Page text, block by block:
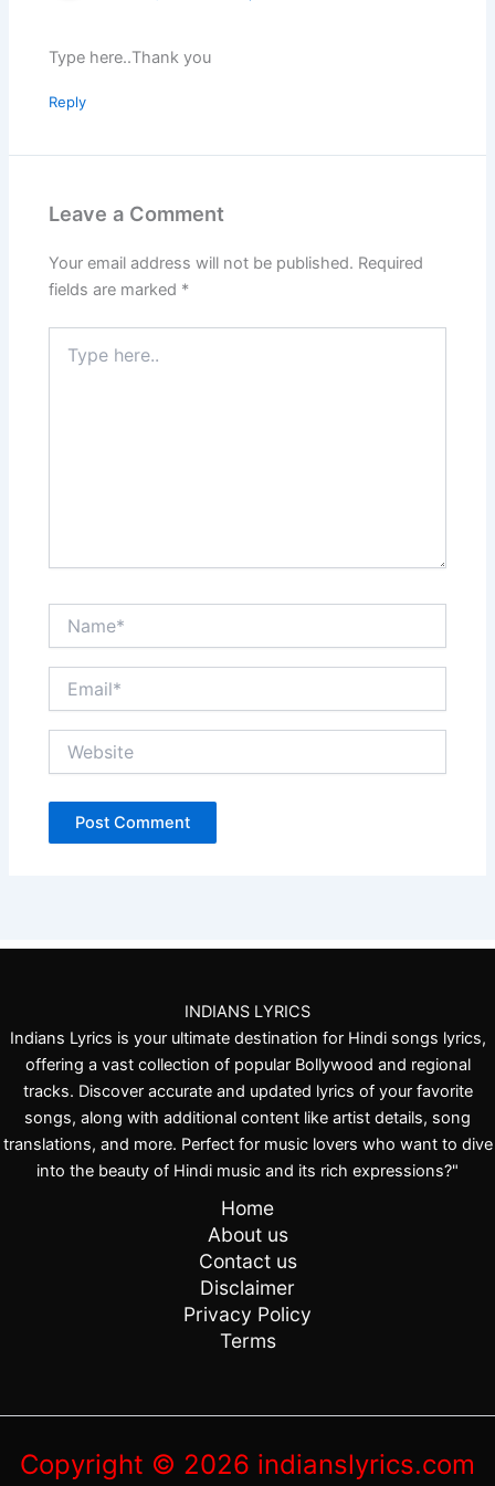
Type here..Thank you
Reply
Leave a Comment
Your email address will not be published. Required
fields are marked *
here..
INDIANS LYRICS
Indians Lyrics is your ultimate destination for Hindi songs lyrics,
offering a vast collection of popular Bollywood and regional
tracks. Discover accurate and updated lyrics of your favorite
songs, along with additional content like artist details, song
translations, and more. Perfect for music lovers who want to dive
into the beauty of Hindi music and its rich expressions?"
Home
About us
Contact us
Disclaimer
Privacy Policy
Terms
Copyright © 2026 indianslyrics.com